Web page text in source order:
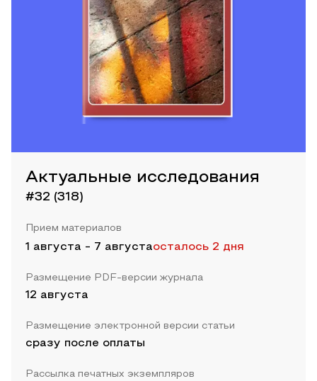
Актуальные исследования
#32 (318)
Прием материалов
1 августа - 7 августаосталось 2 дня
Размещение PDF-версии журнала
12 августа
Размещение электронной версии статьи
сразу после оплаты
Рассылка печатных экземпляров